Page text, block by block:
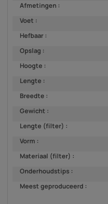
Afmetingen :
Voet :
Hefbaar :
Opslag :
Hoogte :
Lengte :
Breedte :
Gewicht :
Lengte (filter) :
Vorm :
Materiaal (filter) :
Onderhoudstips :
Meest geproduceerd :